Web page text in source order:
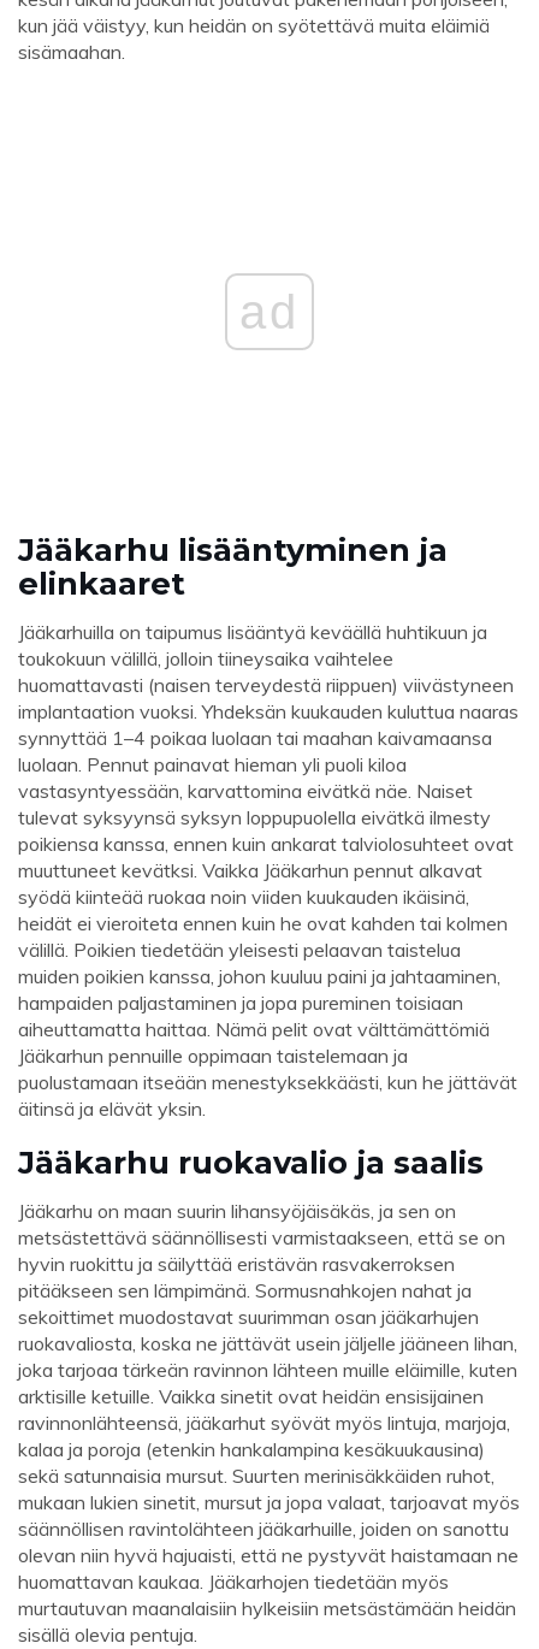
kun jää väistyy, kun heidän on syötettävä muita eläimiä
sisämaahan.
ad
Jääkarhu lisääntyminen ja
elinkaaret
Jääkarhuilla on taipumus lisääntyä keväällä huhtikuun ja
toukokuun välillä, jolloin tiineysaika vaihtelee
huomattavasti (naisen terveydestä riippuen) viivästyneen
implantaation vuoksi. Yhdeksän kuukauden kuluttua naaras
synnyttää 1–4 poikaa luolaan tai maahan kaivamaansa
luolaan. Pennut painavat hieman yli puoli kiloa
vastasyntyessään, karvattomina eivätkä näe. Naiset
tulevat syksyynsä syksyn loppupuolella eivätkä ilmesty
poikiensa kanssa, ennen kuin ankarat talviolosuhteet ovat
muuttuneet kevätksi. Vaikka Jääkarhun pennut alkavat
syödä kiinteää ruokaa noin viiden kuukauden ikäisinä,
heidät ei vieroiteta ennen kuin he ovat kahden tai kolmen
välillä. Poikien tiedetään yleisesti pelaavan taistelua
muiden poikien kanssa, johon kuuluu paini ja jahtaaminen,
hampaiden paljastaminen ja jopa pureminen toisiaan
aiheuttamatta haittaa. Nämä pelit ovat välttämättömiä
Jääkarhun pennuille oppimaan taistelemaan ja
puolustamaan itseään menestyksekkäästi, kun he jättävät
äitinsä ja elävät yksin.
Jääkarhu ruokavalio ja saalis
Jääkarhu on maan suurin lihansyöjäisäkäs, ja sen on
metsästettävä säännöllisesti varmistaakseen, että se on
hyvin ruokittu ja säilyttää eristävän rasvakerroksen
pitääkseen sen lämpimänä. Sormusnahkojen nahat ja
sekoittimet muodostavat suurimman osan jääkarhujen
ruokavaliosta, koska ne jättävät usein jäljelle jääneen lihan,
joka tarjoaa tärkeän ravinnon lähteen muille eläimille, kuten
arktisille ketuille. Vaikka sinetit ovat heidän ensisijainen
ravinnonlähteensä, jääkarhut syövät myös lintuja, marjoja,
kalaa ja poroja (etenkin hankalampina kesäkuukausina)
sekä satunnaisia ​​mursut. Suurten merinisäkkäiden ruhot,
mukaan lukien sinetit, mursut ja jopa valaat, tarjoavat myös
säännöllisen ravintolähteen jääkarhuille, joiden on sanottu
olevan niin hyvä hajuaisti, että ne pystyvät haistamaan ne
huomattavan kaukaa. Jääkarhojen tiedetään myös
murtautuvan maanalaisiin hylkeisiin metsästämään heidän
sisällä olevia pentuja.